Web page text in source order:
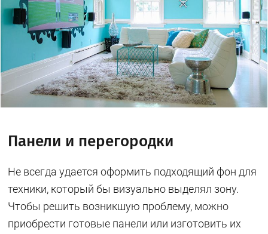
Панели и перегородки
Не всегда удается оформить подходящий фон для
техники, который бы визуально выделял зону.
Чтобы решить возникшую проблему, можно
приобрести готовые панели или изготовить их